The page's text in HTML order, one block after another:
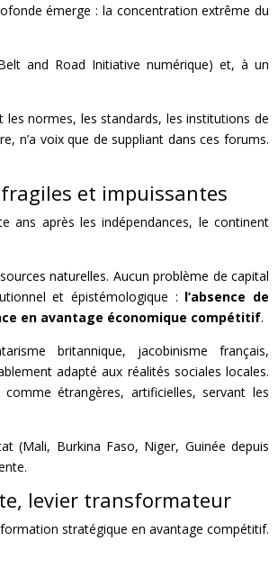
émerge : la concentration extrême du
and Road Initiative numérique) et, à un
normes, les standards, les institutions de
n’a voix que de suppliant dans ces forums.
et impuissantes
ans après les indépendances, le continent
naturelles. Aucun problème de capital
et épistémologique : l’absence de
en avantage économique compétitif.
britannique, jacobinisme français,
adapté aux réalités sociales locales.
étrangères, artificielles, servant les
(Mali, Burkina Faso, Niger, Guinée depuis
levier transformateur
stratégique en avantage compétitif.